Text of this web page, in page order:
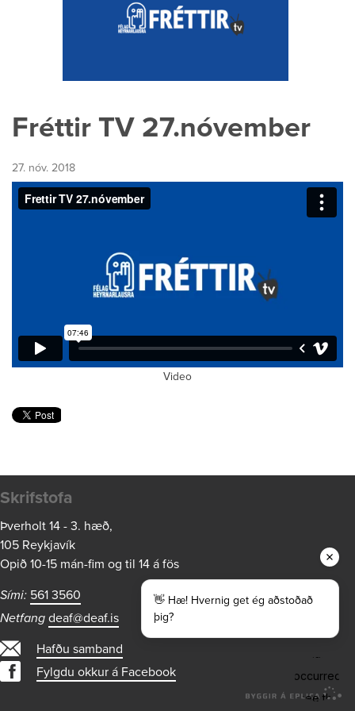
Fréttir TV 27.nóvember
27. nóv. 2018
Video
Skrifstofa
Þverholt 14 - 3. hæð,
105 Reykjavík
Opið 10-15 mán-fim og til 14 á fös
Sími: 561 3560
Netfang deaf@deaf.is
Hafðu samband
Fylgdu okkur á Facebook
👋 Hæ! Hvernig get ég aðstoðað
þig?